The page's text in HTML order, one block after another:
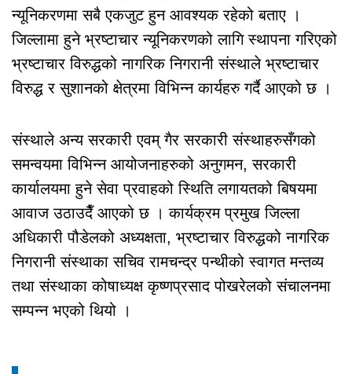
न्यूनिकरणमा सबै एकजुट हुन आवश्यक रहेको बताए ।
जिल्लामा हुने भ्रष्टाचार न्यूनिकरणको लागि स्थापना गरिएको
भ्रष्टाचार विरुद्धको नागरिक निगरानी संस्थाले भ्रष्टाचार
विरुद्ध र सुशानको क्षेत्रमा विभिन्न कार्यहरु गर्दै आएको छ ।
संस्थाले अन्य सरकारी एवम् गैर सरकारी संस्थाहरुसँगको
समन्वयमा विभिन्न आयोजनाहरुको अनुगमन, सरकारी
कार्यालयमा हुने सेवा प्रवाहको स्थिति लगायतको बिषयमा
आवाज उठाउदैँ आएको छ । कार्यक्रम प्रमुख जिल्ला
अधिकारी पौडेलको अध्यक्षता, भ्रष्टाचार विरुद्धको नागरिक
निगरानी संस्थाका सचिव रामचन्द्र पन्थीको स्वागत मन्तव्य
तथा संस्थाका कोषाध्यक्ष कृष्णप्रसाद पोखरेलको संचालनमा
सम्पन्न भएको थियो ।